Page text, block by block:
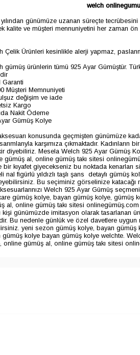
welch
günümüze uzanan süreçte
kalite ve müşteri mennuniyetini her zaman
Çelik Ürünleri kesinlikle alerji yapmaz,
gümüş ürünlerin tümü 925 Ayar Gümüştür.
Garanti
Müşteri Memnuniyeti
değişim ve iade
Kargo
Nakit Ödeme
Gümüş Kolye
konusunda geçmişten günümüze
karşımıza çıkmaktadır.
diyebiliriz. Mesela Welch 925 Ayar Gümüş
gümüş al, online gümüş takı sitesi
bir kıyafet giyecekseniz bu noktada
nal figürlü yıldızlı taşlı şans detaylı gümüş
Bu seçiminiz görselinize katacağı
Welch 925 Ayar Gümüş
gümüş kolye, bayan gümüş kolye, gümüş
al, online gümüş takı sitesi
kişi günümüzde imitasyon olarak tasarlanan
Bu nedenle günlük ve özel davetlere
yeni sezon gümüş kolye, bayan gümüş
gümüş kolye bayan gümüş kolye welchte.
online gümüş al, online gümüş takı sitesi